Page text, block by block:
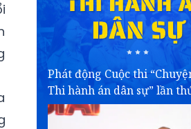
Phát động Cuộc thi
Thi hành án dân sự” lần